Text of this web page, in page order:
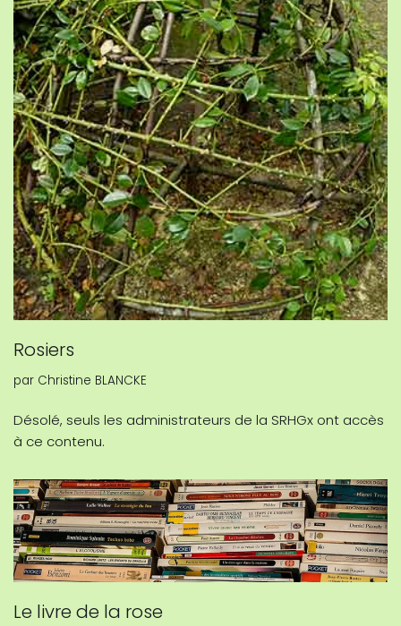
Rosiers
par Christine BLANCKE
Désolé, seuls les administrateurs de la SRHGx ont accès
à ce contenu.
Le livre de la rose